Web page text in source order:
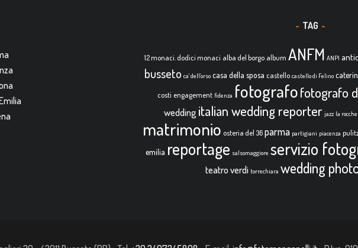
TAG
12 monaci. dodici monaci alba del borgo album ANFM ANPI
busseto ca' dell'orso casa della sposa castello castello di Felino
costi engagement fidenza fotografofotografo
wedding italian wedding reporter jazz la
matrimonio osteria del 36 parma partigiani piacenza
emilia reportage salsomaggiore servizio
teatro verdi torrechiara wedding